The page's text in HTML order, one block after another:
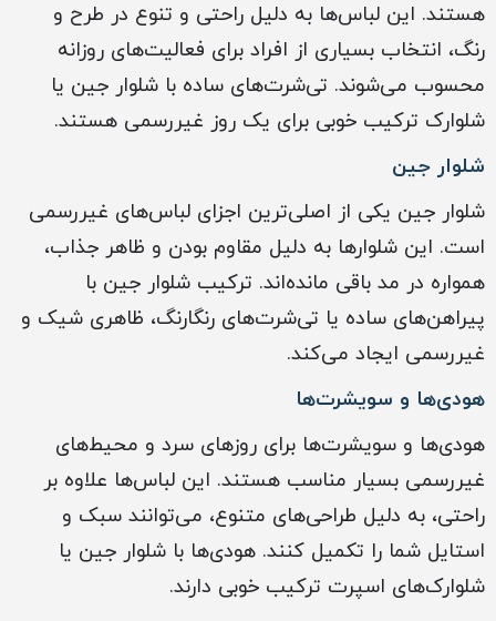
هستند. این لباس‌ها به دلیل راحتی و تنوع در طرح و
رنگ، انتخاب بسیاری از افراد برای فعالیت‌های روزانه
محسوب می‌شوند. تی‌شرت‌های ساده با شلوار جین یا
شلوارک ترکیب خوبی برای یک روز غیررسمی هستند.
شلوار جین
شلوار جین یکی از اصلی‌ترین اجزای لباس‌های غیررسمی
است. این شلوارها به دلیل مقاوم بودن و ظاهر جذاب،
همواره در مد باقی مانده‌اند. ترکیب شلوار جین با
پیراهن‌های ساده یا تی‌شرت‌های رنگارنگ، ظاهری شیک و
غیررسمی ایجاد می‌کند.
هودی‌ها و سویشرت‌ها
هودی‌ها و سویشرت‌ها برای روزهای سرد و محیط‌های
غیررسمی بسیار مناسب هستند. این لباس‌ها علاوه بر
راحتی، به دلیل طراحی‌های متنوع، می‌توانند سبک و
استایل شما را تکمیل کنند. هودی‌ها با شلوار جین یا
شلوارک‌های اسپرت ترکیب خوبی دارند.